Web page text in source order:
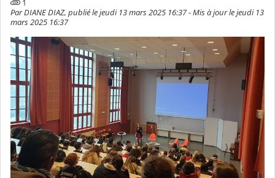
1
Par DIANE DIAZ, publié le jeudi 13 mars 2025 16:37 - Mis à jour le jeudi 13
mars 2025 16:37